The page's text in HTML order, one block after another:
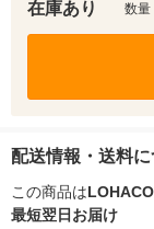
在庫あり 数量
配送情報・送料に
この商品はLOHACO
最短翌日お届け